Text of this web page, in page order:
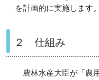
を計画的に実施します。
２ 仕組み
農林水産大臣が「農